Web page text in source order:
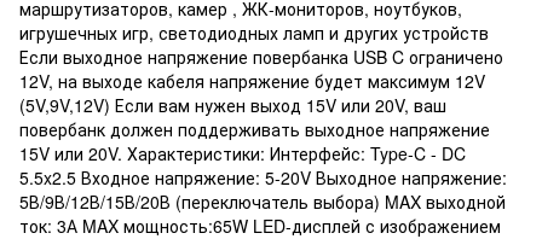
маршрутизаторов, камер , ЖК-мониторов, ноутбуков,
игрушечных игр, светодиодных ламп и других устройств
Если выходное напряжение повербанка USB C ограничено
12V, на выходе кабеля напряжение будет максимум 12V
(5V,9V,12V) Если вам нужен выход 15V или 20V, ваш
повербанк должен поддерживать выходное напряжение
15V или 20V. Характеристики: Интерфейс: Type-C - DC
5.5x2.5 Входное напряжение: 5-20V Выходное напряжение:
5В/9В/12В/15В/20В (переключатель выбора) MAX выходной
ток: 3А MAX мощность:65W LED-дисплей с изображением